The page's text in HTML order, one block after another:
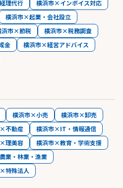
理代行
横浜市×インボイス対応
横浜市×起業・会社設立
浜市×節税
横浜市×税務調査
金
横浜市×経営アドバイス
横浜市×小売
横浜市×卸売
不動産
横浜市×IT・情報通信
理美容
横浜市×教育・学術支援
業・林業・漁業
特殊法人